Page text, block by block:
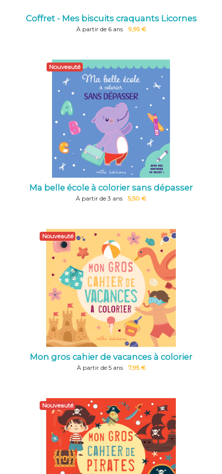
Coffret - Mes biscuits craquants Licornes
À partir de 6 ans 9,95 €
Nouveauté
Ma belle école à colorier sans dépasser
À partir de 3 ans 5,50 €
Nouveauté
Mon gros cahier de vacances à colorier
À partir de 5 ans 7,95 €
Nouveauté